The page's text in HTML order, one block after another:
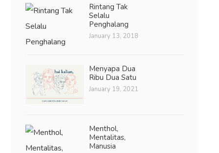
Rintang Tak
Selalu
Penghalang
January 13, 2018
Menyapa Dua
Ribu Dua Satu
January 19, 2021
Menthol,
Mentalitas,
Manusia